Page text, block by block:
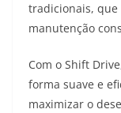
tradicionais, que
manutenção
Com o Shift
forma suave e
maximizar o